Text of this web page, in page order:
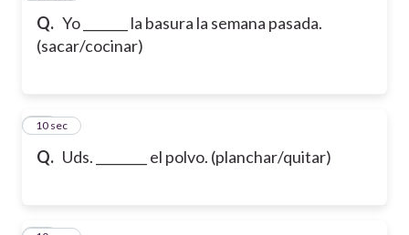
Q. Yo _______ la basura la semana pasada.
(sacar/cocinar)
Q. Uds. ________ el polvo. (planchar/quitar)
11
10 sec